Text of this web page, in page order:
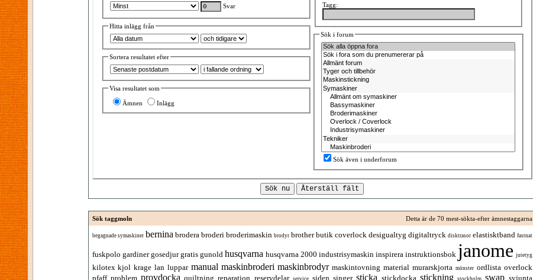
Svar
Hitta inlägg från
Sortera resultatet efter
Visa resultatet som
Ämnen Inlägg
Tagg:
Sök i forum
Sök även i underforum
Detta är de 70 mest-sökta-efter ämnestaggarna
Sök taggmoln
begagnade symaskiner bernina brodera broderi broderimaskin brodyr brother butik coverlock desigualtyg digitaltryck disktrasor elastisktband fastnat
fuskpolo gardiner gosedjur gratis gunold husqvarna husqvarna 2000 industrisymaskin inspirera instruktionsbok janome jutetyg
kilotex kjol krage lan luppar manual maskinbroderi maskinbrodyr maskintovning material murarskjorta mönster ordlista overlock
pfaff problem provdocka quiltning reparation reservdelar service siden singer sticka stickdocka stickning stockholm swap syjunta